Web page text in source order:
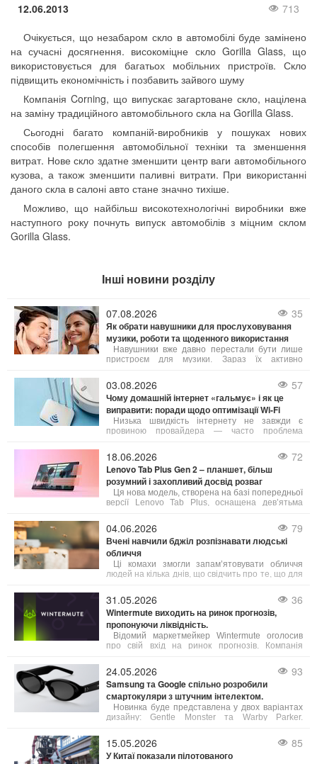
12.06.2013
713
Очікується, що незабаром скло в автомобілі буде замінено
на сучасні досягнення. високоміцне скло Gorilla Glass, що
використовується для багатьох мобільних пристроїв. Скло
підвищить економічність і позбавить зайвого шуму
Компанія Corning, що випускає загартоване скло, націлена
на заміну традиційного автомобільного скла на Gorilla Glass.
Сьогодні багато компаній-виробників у пошуках нових
способів полегшення автомобільної техніки та зменшення
витрат. Нове скло здатне зменшити центр ваги автомобільного
кузова, а також зменшити паливні витрати. При використанні
даного скла в салоні авто стане значно тихіше.
Можливо, що найбільш високотехнологічні виробники вже
наступного року почнуть випуск автомобілів з міцним склом
Gorilla Glass.
Інші новини розділу
07.08.2026 35
Як обрати навушники для прослуховування
музики, роботи та щоденного використання
Навушники вже давно перестали бути лише
пристроєм для музики. Зараз їх активно
дистанційного навчання, онлайн-зустрічей,
занять спортом, подорожей та ігор. Від типу
конструкції і технічних параметрів залежить не
лише якість звуку, а й комфорт при тривалому
носінні.
03.08.2026 57
Чому домашній інтернет «гальмує» і як це
виправити: поради щодо оптимізації Wi-Fi
Низька швидкість інтернету не завжди є
провиною провайдера — часто проблема
застарілому обладнанні. Ось що можна зробити,
щоб покращити якість з’єднання:
18.06.2026 72
Lenovo Tab Plus Gen 2 – планшет, більш
розумний і захопливий досвід розваг
Ця нова модель, створена на базі попередньої
версії Lenovo Tab Plus, оснащена дев’ятьма
посиленою гнучкістю та інтелектуальними
функціями, які відкривають нові можливості для
користувачів.
04.06.2026 79
Вчені навчили бджіл розпізнавати людські
обличчя
Ці комахи змогли запам’ятовувати обличчя
людей на кілька днів, що свідчить про те, що для
31.05.2026 36
Wintermute виходить на ринок прогнозів,
пропонуючи ліквідність.
Відомий маркетмейкер Wintermute оголосив
про свій вхід на ринок прогнозів. Компанія
забезпечуючи постійні котирування для
контрактів на події на провідних платформах.
24.05.2026 93
Samsung та Google спільно розробили
смартокуляри з штучним інтелектом.
Новинка буде представлена у двох варіантах
дизайну: Gentle Monster та Warby Parker.
не розкривають, зазначаючи лише основні
можливості.
15.05.2026 85
У Китаї показали пілотованого